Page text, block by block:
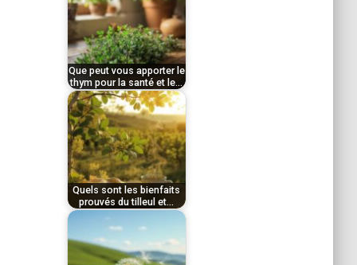
millénaires,…
novembre 21, 2025 Le
miel, véritable trésor de
la ruche, concentre des
propriétés…
Tom
décembre 17, 2025Le
ginseng, racine
millénaire reconnue
pour ses propriétés
exceptionnelles, offre…
Que peut vous apporter le
thym pour la santé et le…
par
Tom
novembre 26, 2025 Le
Quels sont les bienfaits
prouvés du tilleul et…
par
Tom